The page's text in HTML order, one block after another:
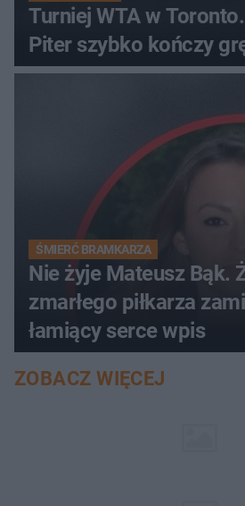
Turniej WTA w
Piter szybko kończy
ŚMIERĆ BRAMKARZA
Nie żyje Mateusz Bąk.
zmarłego piłkarza
łamiący serce wpis
ZOBACZ WIĘCEJ